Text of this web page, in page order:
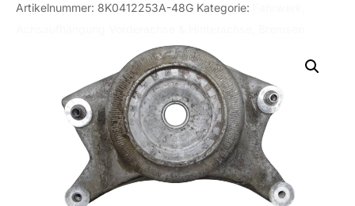
Artikelnummer: 8K0412253A-48G Kategorie: